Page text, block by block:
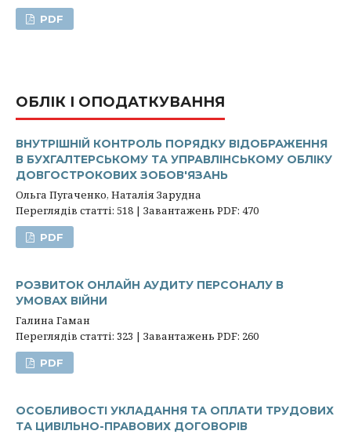
PDF
ОБЛІК І ОПОДАТКУВАННЯ
ВНУТРІШНІЙ КОНТРОЛЬ ПОРЯДКУ ВІДОБРАЖЕННЯ
В БУХГАЛТЕРСЬКОМУ ТА УПРАВЛІНСЬКОМУ ОБЛІКУ
ДОВГОСТРОКОВИХ ЗОБОВ'ЯЗАНЬ
Ольга Пугаченко, Наталія Зарудна
Переглядів статті: 518 | Завантажень PDF: 470
PDF
РОЗВИТОК ОНЛАЙН АУДИТУ ПЕРСОНАЛУ В
УМОВАХ ВІЙНИ
Галина Гаман
Переглядів статті: 323 | Завантажень PDF: 260
PDF
ОСОБЛИВОСТІ УКЛАДАННЯ ТА ОПЛАТИ ТРУДОВИХ
ТА ЦИВІЛЬНО-ПРАВОВИХ ДОГОВОРІВ